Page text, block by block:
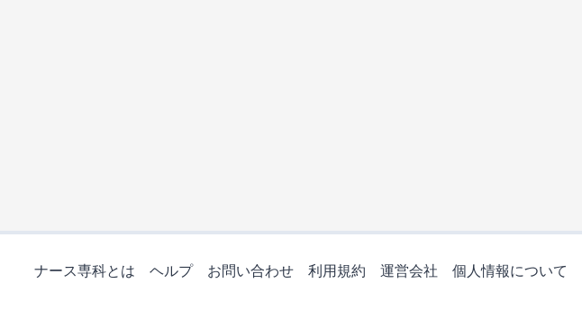
ナース専科とは ヘルプ お問い合わせ 利用規約 運営会社 個人情報について